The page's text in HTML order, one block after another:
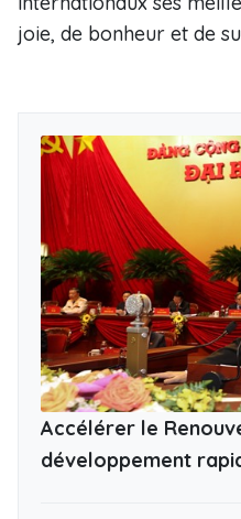
joie, de bonheur et de
Accélérer le
développement